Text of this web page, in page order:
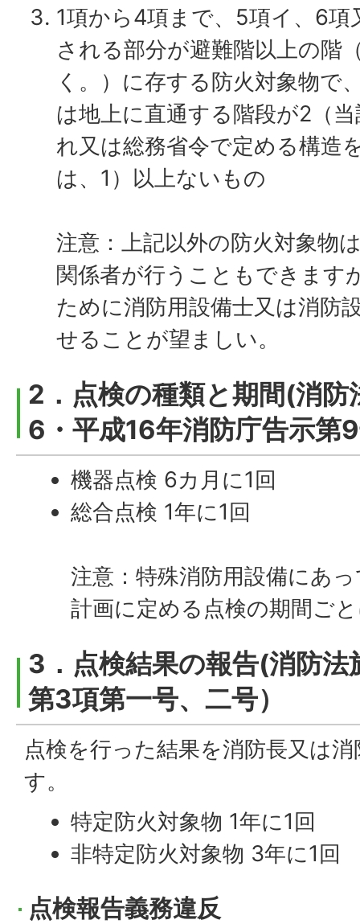
1項から4項まで、5項イ、6
される部分が避難階以上の階
く。）に存する防火対象物で
は地上に直通する階段が2（
れ又は総務省令で定める構造
は、1）以上ないもの
注意：上記以外の防火対象物
関係者が行うこともできます
ために消防用設備士又は消防
せることが望ましい。
2．点検の種類と期間(消防
6・平成16年消防庁告示第
機器点検 6カ月に1回
総合点検 1年に1回
注意：特殊消防用設備にあ
計画に定める点検の期間ご
3．点検結果の報告(消防
第3項第一号、二号）
点検を行った結果を消防長又は
す。
特定防火対象物 1年に1回
非特定防火対象物 3年に1回
点検報告義務違反